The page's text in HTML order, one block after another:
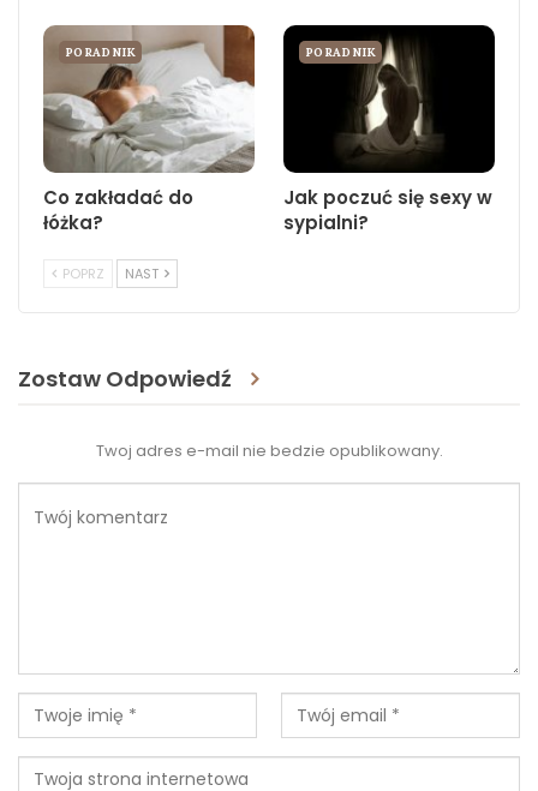
PORADNIK
Co zakładać do
łóżka?
PORADNIK
Jak poczuć się sexy w
sypialni?
POPRZ NAST
Zostaw Odpowiedź
Twoj adres e-mail nie bedzie opublikowany.